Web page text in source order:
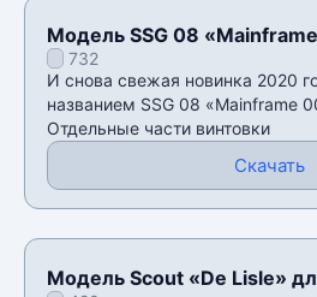
Модель SSG 08
v34732
И снова свежая новинка 2020
названием SSG 08 «Mainframe
Отдельные части винтовки
Скачать
Модель Scout «De Lisle»